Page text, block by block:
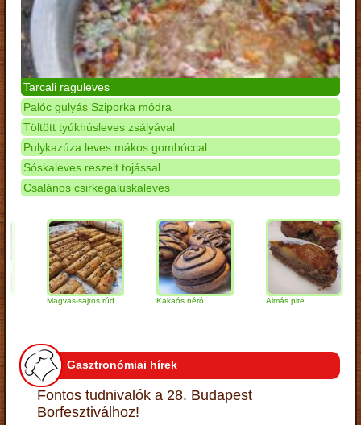
Tarcali raguleves
Palóc gulyás Sziporka módra
Töltött tyúkhúsleves zsályával
Pulykazúza leves mákos gombóccal
Sóskaleves reszelt tojással
Csalános csirkegaluskaleves
Magvas-sajtos rúd Kakaós néró Almás pite
Gasztronómiai hírek
Fontos tudnivalók a 28. Budapest
Borfesztiválhoz!